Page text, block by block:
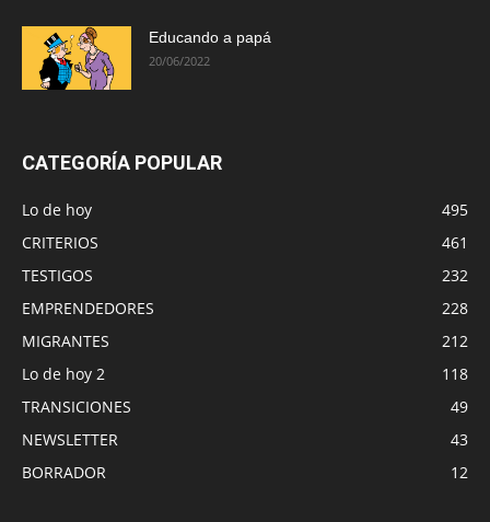
Educando a papá
20/06/2022
CATEGORÍA POPULAR
Lo de hoy
495
CRITERIOS
461
TESTIGOS
232
EMPRENDEDORES
228
MIGRANTES
212
Lo de hoy 2
118
TRANSICIONES
49
NEWSLETTER
43
BORRADOR
12